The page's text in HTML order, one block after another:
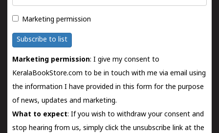
Marketing permission
Subscribe to list
Marketing permission: I give my consent to
KeralaBookStore.com to be in touch with me via email using
the information I have provided in this form for the purpose
of news, updates and marketing.
What to expect: If you wish to withdraw your consent and
stop hearing from us, simply click the unsubscribe link at the